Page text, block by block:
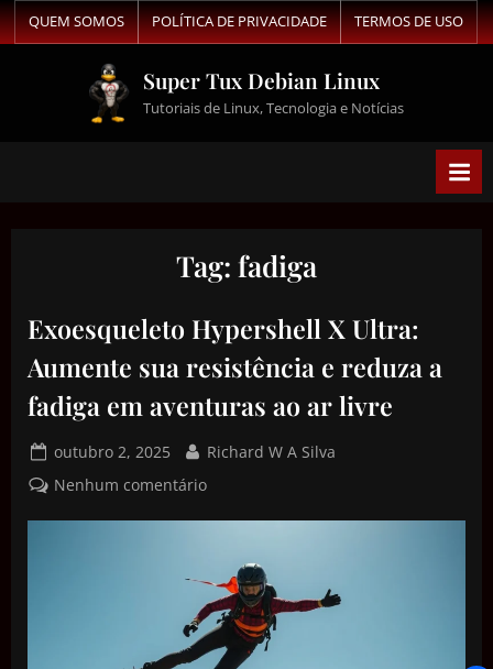
QUEM SOMOS POLÍTICA DE PRIVACIDADE TERMOS DE USO
Super Tux Debian Linux
Tutoriais de Linux, Tecnologia e Notícias
Tag: fadiga
Exoesqueleto Hypershell X Ultra:
Aumente sua resistência e reduza a
fadiga em aventuras ao ar livre
outubro 2, 2025
Richard W A Silva
Nenhum comentário